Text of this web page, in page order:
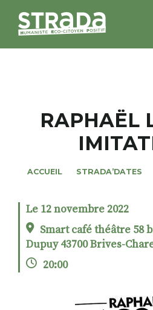
MAGAZINES
NOS THÈMES
ALTER STRADA
ROSÉE DE MAI
RAPHAËL
ACCUEIL STRADA’DATES
Le 12 novembre 2022
Smart café théâtre 58
Dupuy 43700 Brives-
20:00